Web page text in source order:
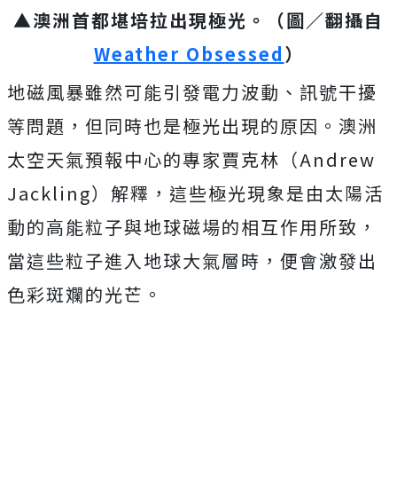
▲澳洲首都堪培拉出現極光。（圖／翻攝自
Weather Obsessed）
地磁風暴雖然可能引發電力波動、訊號干擾
等問題，但同時也是極光出現的原因。澳洲
太空天氣預報中心的專家賈克林（Andrew
Jackling）解釋，這些極光現象是由太陽活
動的高能粒子與地球磁場的相互作用所致，
當這些粒子進入地球大氣層時，便會激發出
色彩斑斕的光芒。